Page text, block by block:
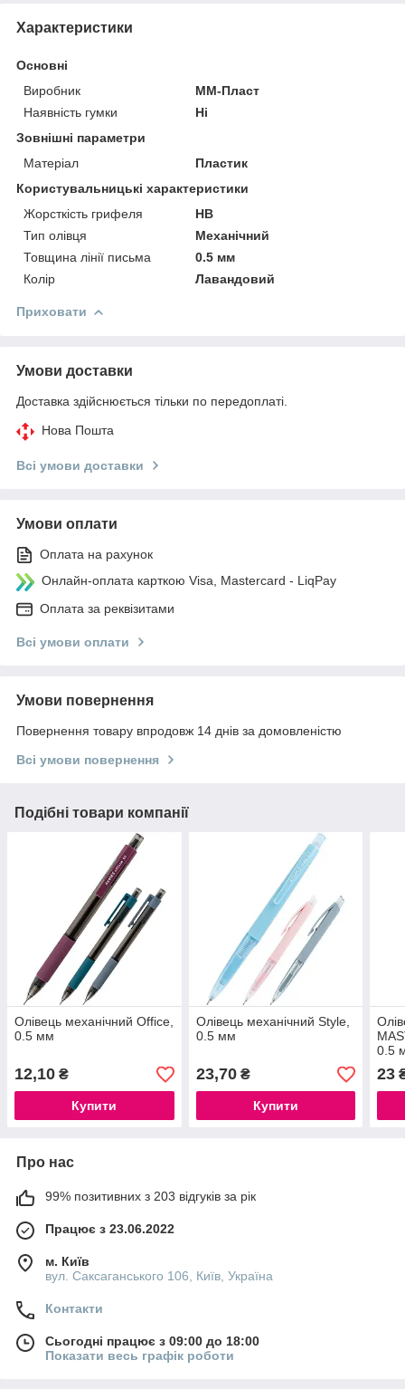
Характеристики
Основні
Виробник
ММ-Пласт
Наявність гумки
Ні
Зовнішні параметри
Матеріал
Пластик
Користувальницькі характеристики
Жорсткість грифеля
HB
Тип олівця
Механічний
Товщина лінії письма
0.5 мм
Колір
Лавандовий
Приховати
Умови доставки
Доставка здійснюється тільки по передоплаті.
Нова Пошта
Всі умови доставки
Умови оплати
Оплата на рахунок
Онлайн-оплата карткою Visa, Mastercard - LiqPay
Оплата за реквізитами
Всі умови оплати
Умови повернення
Повернення товару впродовж 14 днів за домовленістю
Всі умови повернення
Подібні товари компанії
Олівець механічний Office,
0.5 мм
12,10 ₴
Купити
Олівець механічний Style,
0.5 мм
23,70₴
Купити
0.5
23
Про нас
99% позитивних з 203 відгуків за рік
Працює з 23.06.2022
м. Київ
вул. Саксаганського 106, Київ, Україна
Контакти
Сьогодні працює з 09:00 до 18:00
Показати весь графік роботи